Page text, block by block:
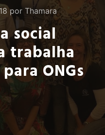
por Thamara
social
trabalha
ONGs